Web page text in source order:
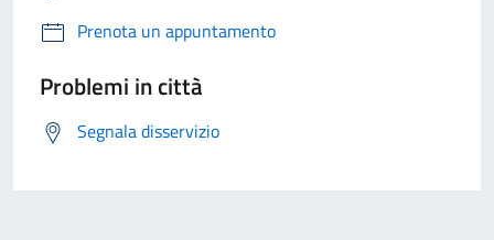
Prenota un appuntamento
Problemi in città
Segnala disservizio